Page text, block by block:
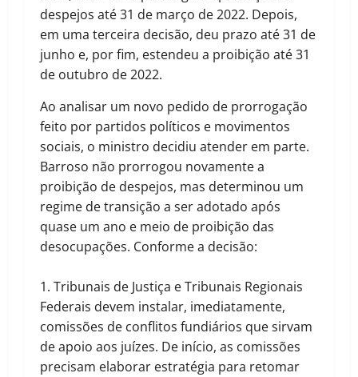
despejos até 31 de março de 2022. Depois,
em uma terceira decisão, deu prazo até 31 de
junho e, por fim, estendeu a proibição até 31
de outubro de 2022.
Ao analisar um novo pedido de prorrogação
feito por partidos políticos e movimentos
sociais, o ministro decidiu atender em parte.
Barroso não prorrogou novamente a
proibição de despejos, mas determinou um
regime de transição a ser adotado após
quase um ano e meio de proibição das
desocupações. Conforme a decisão:
Tribunais de Justiça e Tribunais Regionais
Federais devem instalar, imediatamente,
comissões de conflitos fundiários que sirvam
de apoio aos juízes. De início, as comissões
precisam elaborar estratégia para retomar